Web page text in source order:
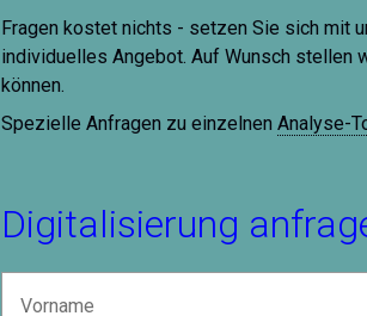
Fragen kostet nichts - setzen Sie sich mit
individuelles Angebot. Auf Wunsch stellen
können.
Spezielle Anfragen zu einzelnen Analyse-
Digitalisierung